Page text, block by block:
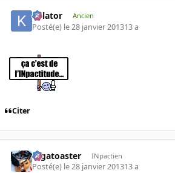
Killator Ancien
Posté(e) le 28 janvier 201313 a
Citer
Gigatoaster INpactien
Posté(e) le 28 janvier 201313 a